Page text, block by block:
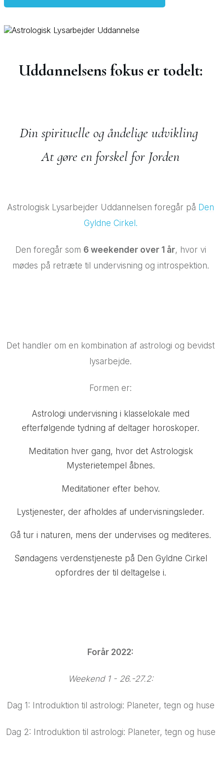
Uddannelsens fokus er todelt:
Din spirituelle og åndelige udvikling
At gøre en forskel for Jorden
Astrologisk Lysarbejder Uddannelsen foregår på Den
Gyldne Cirkel.
Den foregår som 6 weekender over 1 år, hvor vi
mødes på retræte til undervisning og introspektion.
Det handler om en kombination af astrologi og bevidst
lysarbejde.
Formen er:
Astrologi undervisning i klasselokale med
efterfølgende tydning af deltager horoskoper.
Meditation hver gang, hvor det Astrologisk
Mysterietempel åbnes.
Meditationer efter behov.
Lystjenester, der afholdes af undervisningsleder.
Gå tur i naturen, mens der undervises og mediteres.
Søndagens verdenstjeneste på Den Gyldne Cirkel
opfordres der til deltagelse i.
Forår 2022:
Weekend 1 - 26.-27.2:
Dag 1: Introduktion til astrologi: Planeter, tegn og huse
Dag 2: Introduktion til astrologi: Planeter, tegn og huse